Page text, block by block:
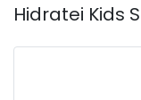
Hidratei Kids